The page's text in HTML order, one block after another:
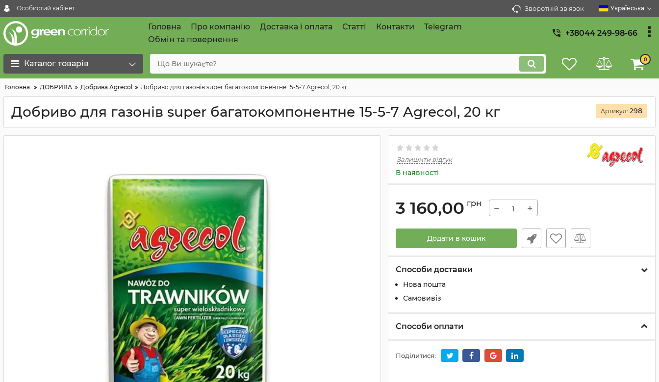
Особистий кабінет Зворотній зв'язок Українська
Головна Про компанію Доставка і оплата Статті Контакти
Telegram
Обмін та повернення
+38044 249-98-66
Каталог товарів 0
Головна ДОБРИВА Добрива Agrecol Добриво для газонів super багатокомпонентне 15-5-7 Agrecol, 20 кг
Добриво для газонів super багатокомпонентне 15-5-7 Agrecol, 20 кг Артикул: 298
Залишити відгук
В наявності
3 160,00 грн − +
Додати в кошик
Способи доставки
Нова пошта
Самовивіз
Способи оплати
Поділитися: